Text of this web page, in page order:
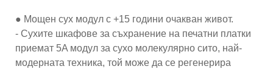
● Мощен сух модул с +15 години очакван живот.
- Сухите шкафове за съхранение на печатни платки
приемат 5A модул за сухо молекулярно сито, най-
модерната техника, той може да се регенерира